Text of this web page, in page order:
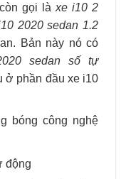
gọi là xe i10 2
2020 sedan 1.2
Bản này nó có
sedan số tự
ở phần đầu xe i10
bóng công nghệ